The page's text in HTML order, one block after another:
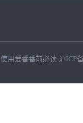
使用爱番番前必读 沪ICP